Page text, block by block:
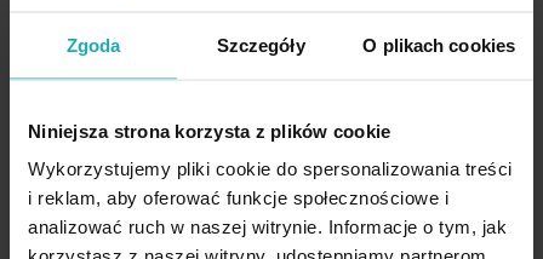
Zgoda Szczegóły O plikach cookies
Niniejsza strona korzysta z plików cookie
Wykorzystujemy pliki cookie do spersonalizowania treści
i reklam, aby oferować funkcje społecznościowe i
analizować ruch w naszej witrynie. Informacje o tym, jak
Zasłona naturalno, jasnoniebieska zdobiona nadrukiem kwiatów
z etaminy 140x250 cm przelotka PATI Eurofirany